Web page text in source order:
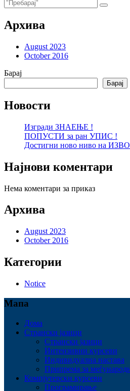
Архива
August 2023
October 2016
Барај
Барај
Новости
Изгради ЗНАЕЊЕ !
ПОПУСТИ за ран УПИС !
Достигни ново ниво на
Најнови коментари
Нема коментари за приказ
Архива
August 2023
October 2016
Категории
Notice
Мапа
Дома
Странски јазици
Странски јазици
Интензивни курсеви
Индивидуална настава
Припрема за
Компјутерски курсеви
Програмирање